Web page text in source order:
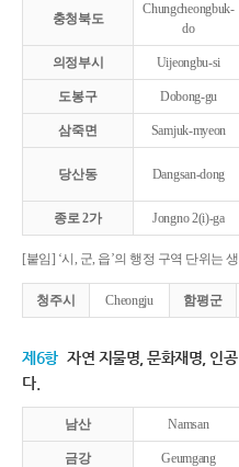
충청북도
Chungcheongbuk-
do
의정부시 Uijeongbu-si
도봉구 Dobong-gu
삼죽면 Samjuk-myeon
당산동 Dangsan-dong
종로 2가 Jongno 2(i)-ga
[붙임] ‘시, 군, 읍’의 행정 구역 단위는
청주시 Cheongju 함평군
제6항 자연 지물명, 문화재명, 인
다.
남산 Namsan
금강 Geumgang